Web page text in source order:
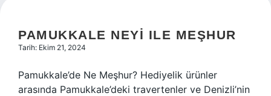
PAMUKKALE NEYI ILE MEŞHUR
Tarih: Ekim 21, 2024
Pamukkale’de Ne Meşhur? Hediyelik ürünler
arasında Pamukkale’deki travertenler ve Denizli’nin